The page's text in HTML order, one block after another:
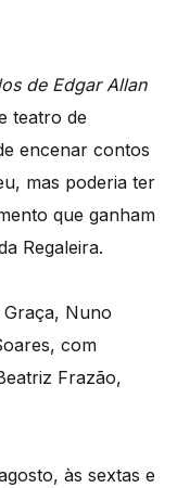
de Edgar Allan
teatro de
encenar contos
mas poderia ter
que ganham
Regaleira.
Nuno
com
Frazão,
às sextas e